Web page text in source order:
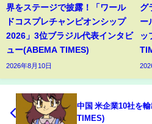
界をステージで披露！「ワール
ドコスプレチャンピオンシップ
2026」3位ブラジル代表インタビ
ュー(ABEMA TIMES)
2026年8月10日
グ
ー
ッ
中国 米企業10社を
TIMES)